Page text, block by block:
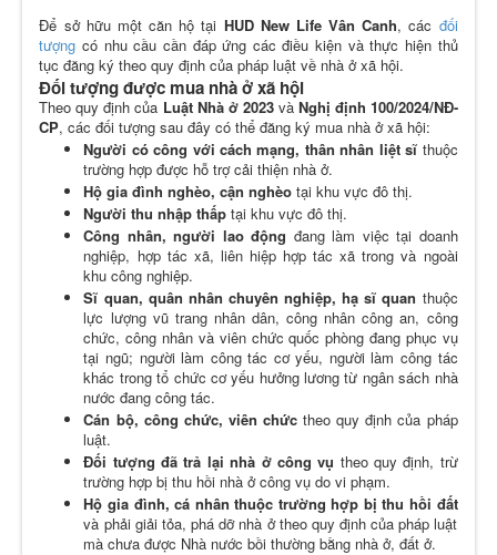
Để sở hữu một căn hộ tại HUD New Life Vân Canh, các đối
tượng có nhu cầu cần đáp ứng các điều kiện và thực hiện thủ
tục đăng ký theo quy định của pháp luật về nhà ở xã hội.
Đối tượng được mua nhà ở xã hội
Theo quy định của Luật Nhà ở 2023và Nghị định 100/2024/NĐ-
CP, các đối tượng sau đây có thể đăng ký mua nhà ở xã hội:
Người có công với cách mạng, thân nhân liệt sĩ thuộc
trường hợp được hỗ trợ cải thiện nhà ở.
Hộ gia đình nghèo, cận nghèo tại khu vực đô thị.
Người thu nhập thấp tại khu vực đô thị.
Công nhân, người lao động đanglàm việc tại doanh
nghiệp, hợp tác xã, liên hiệp hợp tác xã trong và ngoài
khu công nghiệp.
Sĩ quan, quân nhân chuyên nghiệp, hạ sĩ quan thuộc
lực lượng vũ trang nhân dân, công nhân công an, công
chức, công nhân và viên chức quốc phòng đang phục vụ
tại ngũ; người làm công tác cơ yếu, người làm công tác
khác trong tổ chức cơ yếu hưởng lương từ ngân sách nhà
nước đang công tác.
Cán bộ, công chức, viên chức theo quy định của pháp
luật.
Đối tượng đã trả lại nhà ở công vụ theo quy định, trừ
trường hợp bị thu hồi nhà ở công vụ do vi phạm.
Hộ gia đình, cá nhân thuộc trường hợp bị thu hồi đất
và phải giải tỏa, phá dỡ nhà ở theo quy định của pháp luật
mà chưa được Nhà nước bồi thường bằng nhà ở, đấtở.